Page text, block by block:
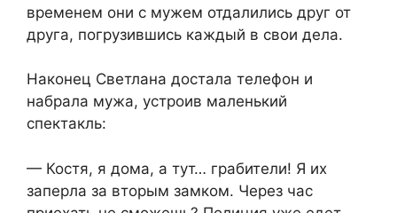
временем они с мужем отдалились друг от
друга, погрузившись каждый в свои дела.
Наконец Светлана достала телефон и
набрала мужа, устроив маленький
спектакль:
— Костя, я дома, а тут… грабители! Я их
заперла за вторым замком. Через час